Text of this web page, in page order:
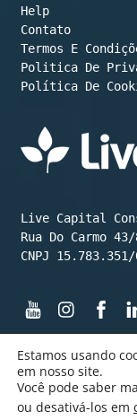
Help
Contato
Termos E
Política De
Live Capital
Rua Do Carmo
CNPJ
©️
Feito
Estamos usando
em nosso site.
Você pode saber
ou desativá-los em